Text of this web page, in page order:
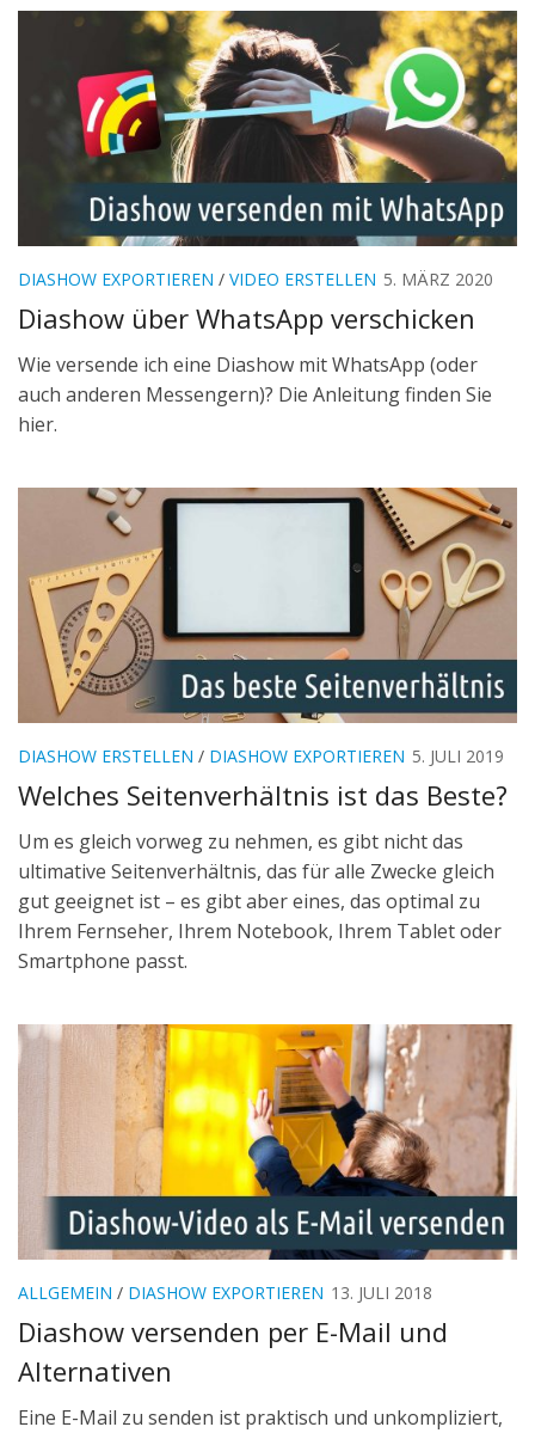
DIASHOW EXPORTIEREN / VIDEO ERSTELLEN 5. MÄRZ 2020
Diashow über WhatsApp verschicken
Wie versende ich eine Diashow mit WhatsApp (oder
auch anderen Messengern)? Die Anleitung finden Sie
hier.
DIASHOW ERSTELLEN / DIASHOW EXPORTIEREN 5. JULI 2019
Welches Seitenverhältnis ist das Beste?
Um es gleich vorweg zu nehmen, es gibt nicht das
ultimative Seitenverhältnis, das für alle Zwecke gleich
gut geeignet ist – es gibt aber eines, das optimal zu
Ihrem Fernseher, Ihrem Notebook, Ihrem Tablet oder
Smartphone passt.
ALLGEMEIN / DIASHOW EXPORTIEREN 13. JULI 2018
Diashow versenden per E-Mail und
Alternativen
Eine E-Mail zu senden ist praktisch und unkompliziert,